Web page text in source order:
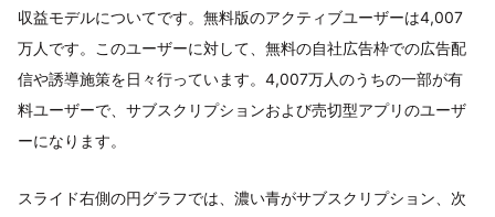
収益モデルについてです。無料版のアクティブユーザーは4,007
万人です。このユーザーに対して、無料の自社広告枠での広告配
信や誘導施策を日々行っています。4,007万人のうちの一部が有
料ユーザーで、サブスクリプションおよび売切型アプリのユーザ
ーになります。
スライド右側の円グラフでは、濃い青がサブスクリプション、次